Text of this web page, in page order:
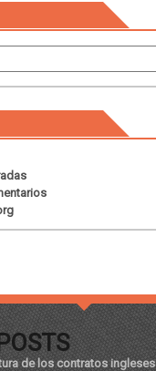
de los contratos ingleses